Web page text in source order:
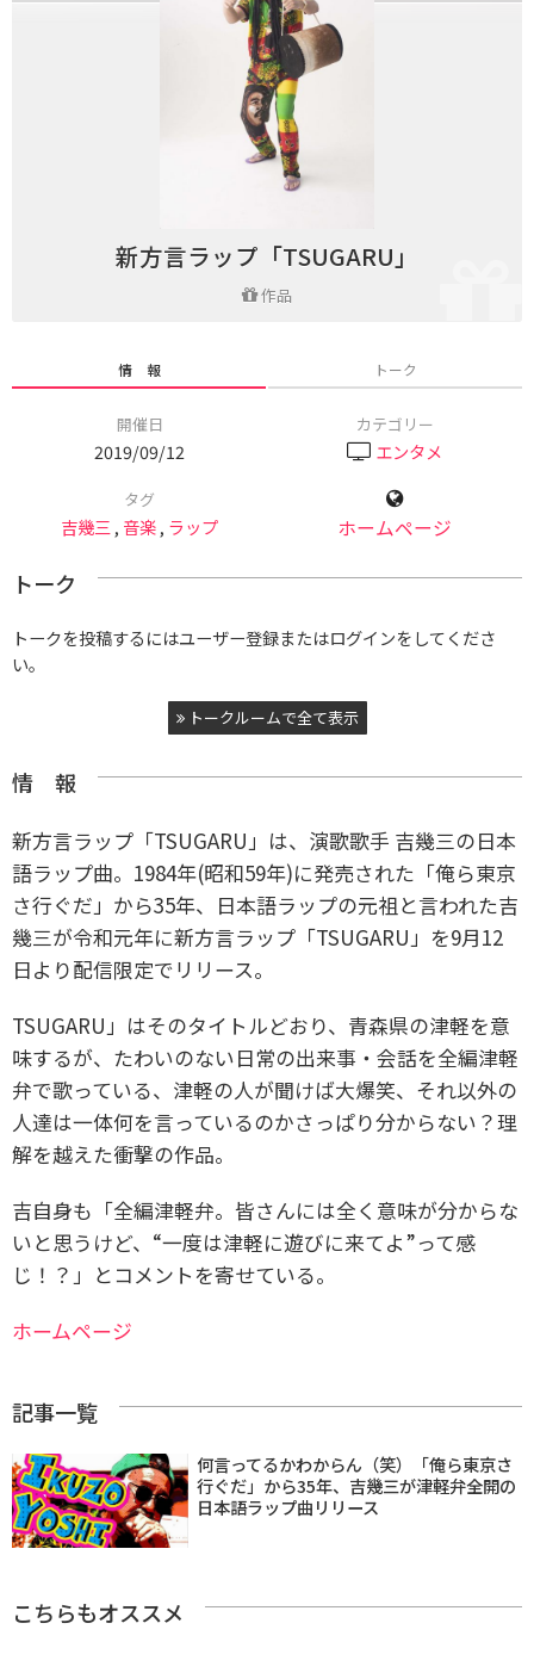
新方言ラップ「TSUGARU」
作品
情 報 トーク
開催日
2019/09/12
カテゴリー
エンタメ
タグ
吉幾三, 音楽, ラップ ホームページ
トーク
トークを投稿するにはユーザー登録またはログインをしてくださ
い。
トークルームで全て表示
情 報
新方言ラップ「TSUGARU」は、演歌歌手 吉幾三の日本
語ラップ曲。 1984年(昭和59年)に発売された「俺ら東京
さ行ぐだ」から35年、 日本語ラップの元祖と言われた吉
幾三が令和元年に新方言ラップ「TSUGARU」を9月12
日より配信限定でリリース。
TSUGARU」はそのタイトルどおり、青森県の津軽を意
味するが、たわいのない日常の出来事・会話を全編津軽
弁で歌っている、津軽の人が聞けば大爆笑、それ以外の
人達は一体何を言っているのかさっぱり分からない？理
解を越えた衝撃の作品。
吉自身も「全編津軽弁。皆さんには全く意味が分からな
いと思うけど、“一度は津軽に遊びに来てよ”って感
じ！？」とコメントを寄せている。
ホームページ
記事一覧
何言ってるかわからん（笑）「俺ら東京さ
行ぐだ」から35年、吉幾三が津軽弁全開の
日本語ラップ曲リリース
こちらもオススメ